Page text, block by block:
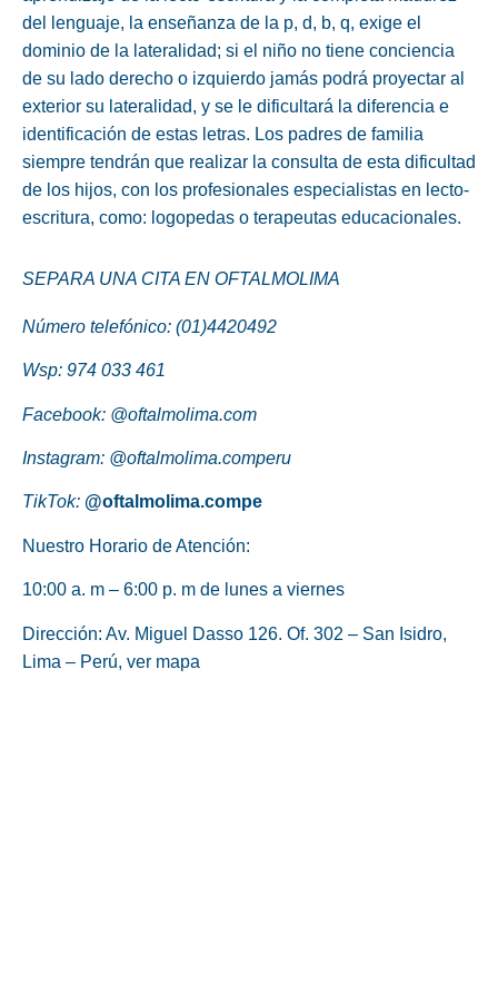
del lenguaje, la enseñanza de la p, d, b, q, exige el
dominio de la lateralidad; si el niño no tiene conciencia
de su lado derecho o izquierdo jamás podrá proyectar al
exterior su lateralidad, y se le dificultará la diferencia e
identificación de estas letras. Los padres de familia
siempre tendrán que realizar la consulta de esta dificultad
de los hijos, con los profesionales especialistas en lecto-
escritura, como: logopedas o terapeutas educacionales.
SEPARA UNA CITA EN OFTALMOLIMA
Número telefónico: (01)4420492
Wsp: 974 033 461
Facebook: @oftalmolima.com
Instagram: @oftalmolima.comperu
TikTok: @oftalmolima.compe
Nuestro Horario de Atención:
10:00 a. m – 6:00 p. m de lunes a viernes
Dirección: Av. Miguel Dasso 126. Of. 302 – San Isidro,
Lima – Perú, ver mapa